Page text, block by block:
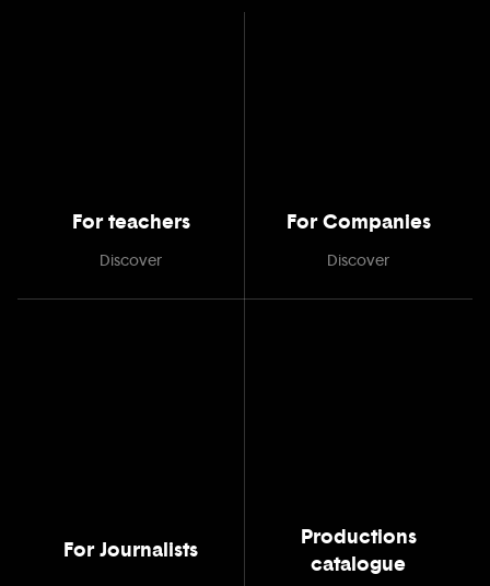
For teachers
Discover
For Companies
Discover
For Journalists
Productions
catalogue